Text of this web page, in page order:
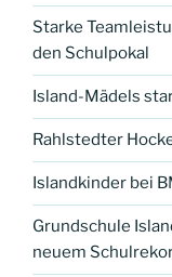
Starke
den Schulpokal
Island-Mädels
Rahlstedter
Islandkinder bei
Grundschule
neuem